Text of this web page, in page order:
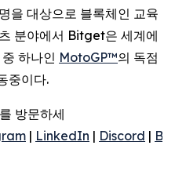
을 대상으로 블록체인 교육
분야에서 Bitget은 세계에
하나인 MotoGP™의 독점
중이다.
방문하세
| LinkedIn | Discord |